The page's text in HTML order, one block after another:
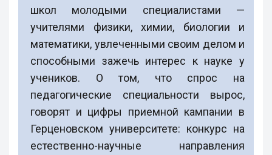
школ молодыми специалистами —
учителями физики, химии, биологии и
математики, увлеченными своим делом и
способными зажечь интерес к науке у
учеников. О том, что спрос на
педагогические специальности вырос,
говорят и цифры приемной кампании в
Герценовском университете: конкурс на
естественно-научные направления